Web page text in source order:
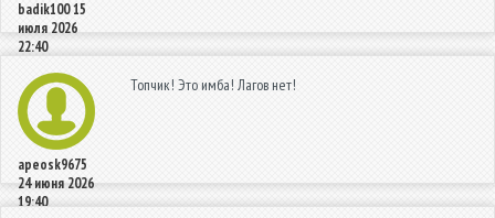
badik10015
июля 2026
22:40
apeosk9675
24 июня 2026
19:40
Топчик! Это имба! Лагов нет!